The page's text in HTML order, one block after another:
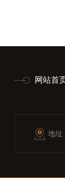
网站首
地址